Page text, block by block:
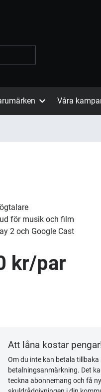
Våra
för musik och film
2 och Google Cast
kr/par
Att låna kostar
Om du inte kan betala
betalningsanmärkning. Det
teckna abonnemang och få